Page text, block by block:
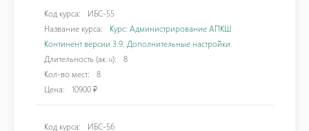
Код курса:
ИБС-55
Название курса:
Курс: Администрирование АПКШ
Континент версии 3.9. Дополнительные настройки
Длительность (ак.ч):
8
Кол-во мест:
8
Цена:
10900 ₽
Код курса:
ИБС-56